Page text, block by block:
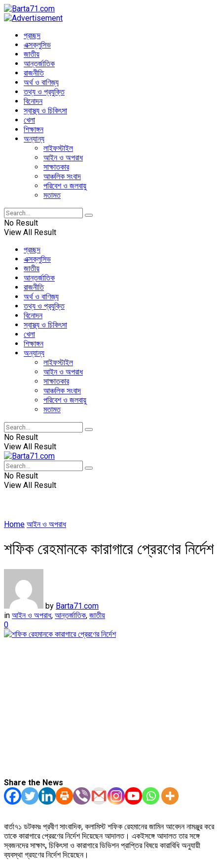
প্রচ্ছদ
এক্সক্লুসিভ
জাতীয়
আন্তর্জাতিক
রাজনীতি
অর্থ ও বাণিজ্য
তথ্য ও প্রযুক্তি
বিনোদন
স্বাস্থ্য ও চিকিৎসা
খেলা
শিক্ষাঙ্গন
অন্যান্য
লাইফস্টাইল
আইন ও অপরাধ
সাক্ষাতকার
আঞ্চলিক সংবাদ
পরিবেশ ও জলবায়ু
মতামত
No Result
View All Result
প্রচ্ছদ
এক্সক্লুসিভ
জাতীয়
আন্তর্জাতিক
রাজনীতি
অর্থ ও বাণিজ্য
তথ্য ও প্রযুক্তি
বিনোদন
স্বাস্থ্য ও চিকিৎসা
খেলা
শিক্ষাঙ্গন
অন্যান্য
লাইফস্টাইল
আইন ও অপরাধ
সাক্ষাতকার
আঞ্চলিক সংবাদ
পরিবেশ ও জলবায়ু
মতামত
No Result
View All Result
No Result
View All Result
Home আইন ও অপরাধ
শফিক রেহমানকে কারাগারে প্রেরণের নির্দেশ
by Barta71.com
in আইন ও অপরাধ, আন্তর্জাতিক, জাতীয়
0
Share the News
বার্তা৭১ ডটকমঃ প্রবীণ সাংবাদিক, কলামিস্ট শফিক রেহমানের জামিন আবেদন নামঞ্জুর করে
তাকে কারাগারে প্রেরণের নির্দেশ দিয়েছেন আদালত। একইসঙ্গে আদালত তার সঙ্গে
স্বজনদের সাক্ষাৎ, চিকিৎসা ও কারাগারে ডিভিশন প্রাপ্তির বিষয়ে কারাবিধি অনুযায়ী
ব্যবস্থা গ্রহণের নির্দেশ দিয়েছেন।